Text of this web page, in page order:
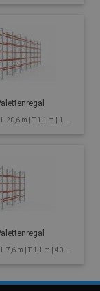
20,6 m | T 1,1 m | 1...
7,6 m | T 1,1 m | 40...